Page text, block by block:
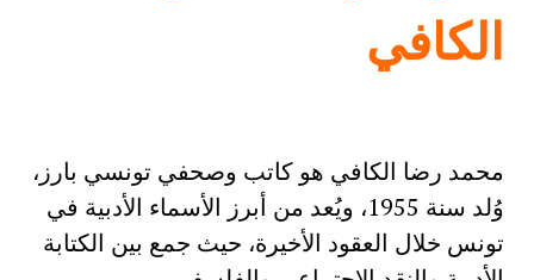
الكافي
محمد رضا الكافي هو كاتب وصحفي تونسي بارز،
وُلد سنة 1955، ويُعد من أبرز الأسماء الأدبية في
تونس خلال العقود الأخيرة، حيث جمع بين الكتابة